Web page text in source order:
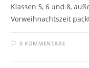
Klassen 5, 6 und 8,
Vorweihnachtszeit
0 KOMMENTARE